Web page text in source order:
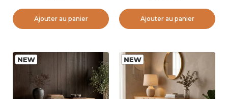
Ajouter au panier Ajouter au panier